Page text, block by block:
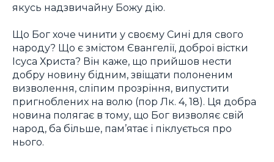
якусь надзвичайну Божу дію.
Що Бог хоче чинити у своєму Сині для свого
народу? Що є змістом Євангелії, доброї вістки
Ісуса Христа? Він каже, що прийшов нести
добру новину бідним, звіщати полоненим
визволення, сліпим прозріння, випустити
пригноблених на волю (пор Лк. 4, 18). Ця добра
новина полягає в тому, що Бог визволяє свій
народ, ба більше, пам’ятає і піклується про
нього.